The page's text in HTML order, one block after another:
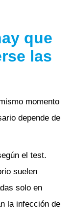
que
las
momento
depende de
el test.
suelen
solo en
la infección de